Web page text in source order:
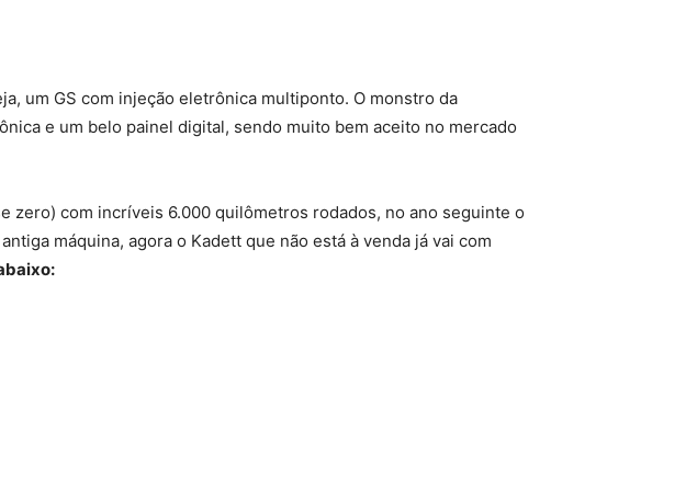
um GS com injeção eletrônica multiponto. O monstro da
e um belo painel digital, sendo muito bem aceito no mercado
zero) com incríveis 6.000 quilômetros rodados, no ano seguinte o
máquina, agora o Kadett que não está à venda já vai com